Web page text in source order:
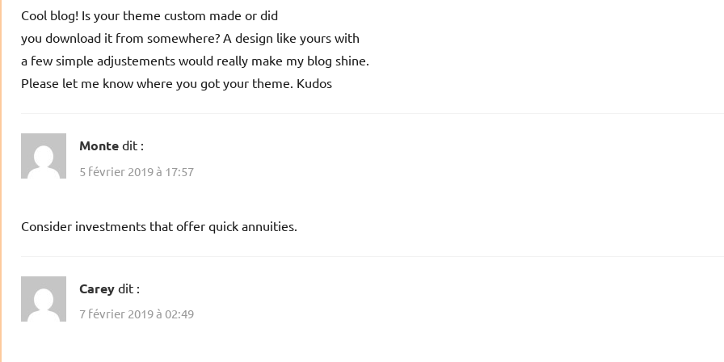
Cool blog! Is your theme custom made or did
you download it from somewhere? A design like yours with
a few simple adjustements would really make my blog shine.
Please let me know where you got your theme. Kudos
Monte dit :
5 février 2019 à 17:57
Consider investments that offer quick annuities.
Carey dit :
7 février 2019 à 02:49